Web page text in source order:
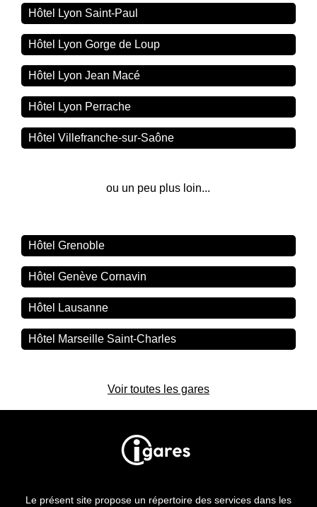
Hôtel Lyon Saint-Paul
Hôtel Lyon Gorge de Loup
Hôtel Lyon Jean Macé
Hôtel Lyon Perrache
Hôtel Villefranche-sur-Saône
ou un peu plus loin...
Hôtel Grenoble
Hôtel Genève Cornavin
Hôtel Lausanne
Hôtel Marseille Saint-Charles
Voir toutes les gares
Le présent site propose un répertoire des services dans les